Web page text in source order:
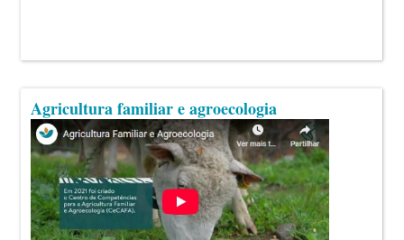
Agricultura familiar e agroecologia